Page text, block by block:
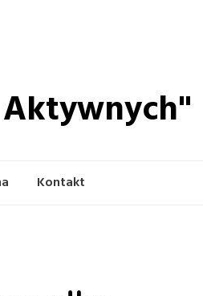
Kontakt